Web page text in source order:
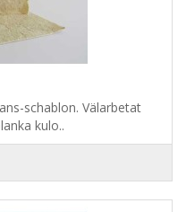
schablon. Välarbetat
kulo..